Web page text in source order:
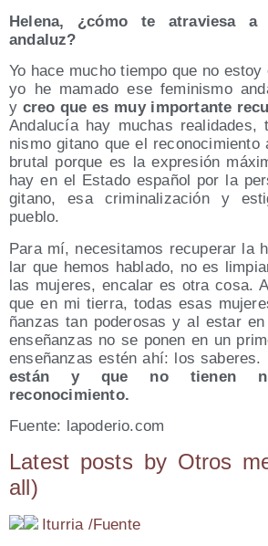
Hele­na, ¿cómo te atra­vie­sa
andaluz?
Yo hace mucho tiem­po que no
yo he mama­do ese femi­nis­mo
y creo que es muy impor­tan­te
Anda­lu­cía hay muchas
nis­mo gitano que el reco­no­ci­mien­to
bru­tal por­que es la expre­sión
hay en el Esta­do espa­ñol por la
gitano, esa cri­mi­na­li­za­ción y
pueblo.
Para mí, nece­si­ta­mos recu­pe­rar la
lar que hemos habla­do, no es
las muje­res, enca­lar es otra cosa.
que en mi tie­rra, todas esas
ñan­zas tan pode­ro­sas y al estar
ense­ñan­zas no se ponen en un
ense­ñan­zas estén ahí: los sabe­res.
están y que no tie­nen
reconocimiento.
Fuen­te: lapo​de​rio​.com
Latest posts by Otros
all)
Itu­rria /​Fuen­te